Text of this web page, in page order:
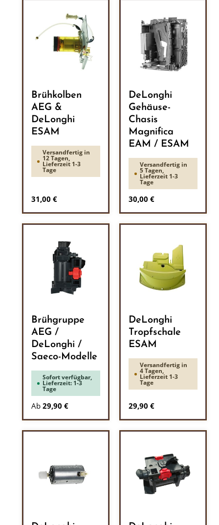
Brühkolben
AEG &
DeLonghi
ESAM
Versandfertig in
12 Tagen,
Lieferzeit 1-3
Tage
Regulärer Preis:
31,00 €
DeLonghi
Gehäuse-
Chasis
Magnifica
EAM / ESAM
Versandfertig in
5 Tagen,
Lieferzeit 1-3
Tage
Regulärer Preis:
30,00 €
Brühgruppe
AEG /
DeLonghi /
Saeco-Modelle
Sofort verfügbar,
Lieferzeit: 1-3
Tage
Ab 29,90 €
DeLonghi
Tropfschale
ESAM
Versandfertig in
4 Tagen,
Lieferzeit 1-3
Tage
Regulärer Preis:
29,90 €